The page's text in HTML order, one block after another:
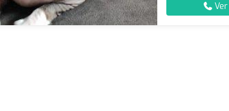
Ver